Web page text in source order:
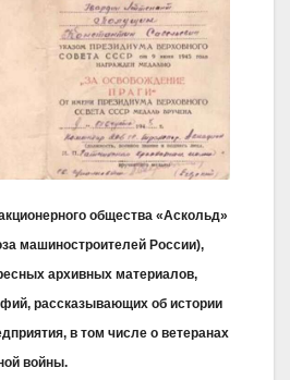
общества «Аскольд»
машиностроителей России),
архивных материалов,
рассказывающих об истории
в том числе о ветеранах
войны.